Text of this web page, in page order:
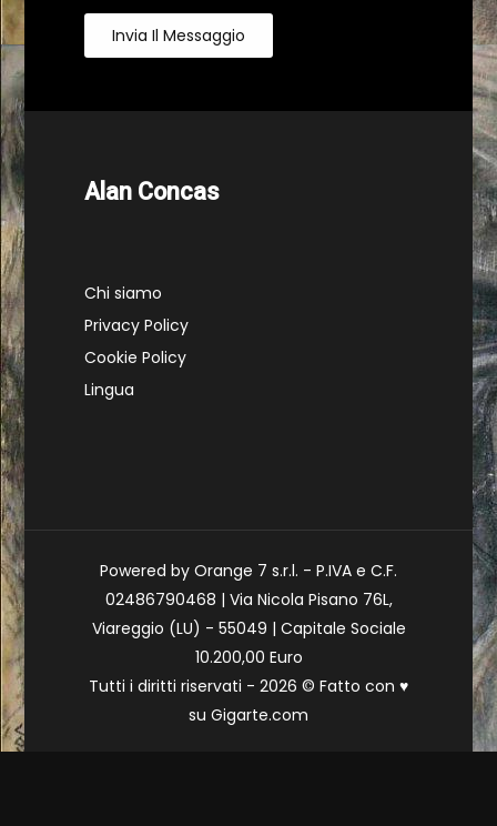
Invia Il Messaggio
Alan Concas
Chi siamo
Privacy Policy
Cookie Policy
Lingua
Powered by Orange 7 s.r.l. - P.IVA e C.F.
02486790468 | Via Nicola Pisano 76L,
Viareggio (LU) - 55049 | Capitale Sociale
10.200,00 Euro
Tutti i diritti riservati - 2026 © Fatto con ♥
su Gigarte.com